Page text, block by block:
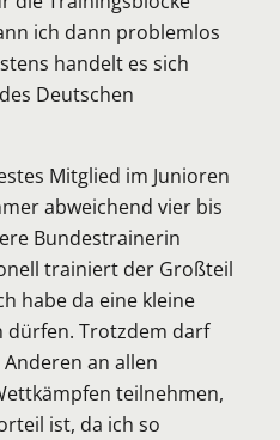
ich dann problemlos
handelt es sich
Deutschen
Mitglied im Junioren
abweichend vier bis
Bundestrainerin
trainiert der Großteil
habe da eine kleine
dürfen. Trotzdem darf
an allen
teilnehmen,
ist, da ich so